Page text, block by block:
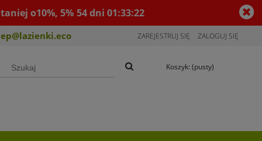
o10%, 5% 54dni01:33:21
ZAREJESTRUJ SIĘ ZALOGUJ SIĘ
Koszyk: (pusty)